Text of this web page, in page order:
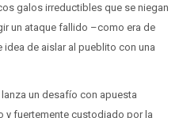
galos irreductibles que se niegan
un ataque fallido –como era de
de aislar al pueblito con una
un desafío con apuesta
y fuertemente custodiado por la